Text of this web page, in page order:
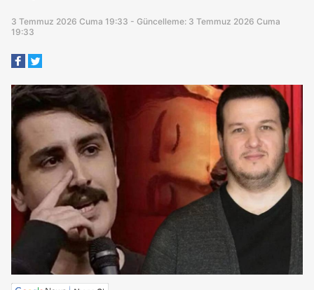
3 Temmuz 2026 Cuma 19:33 - Güncelleme: 3 Temmuz 2026 Cuma
19:33